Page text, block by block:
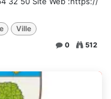
Ville
0 512